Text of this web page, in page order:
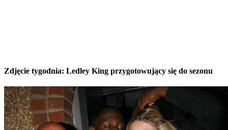
Zdjęcie tygodnia: Ledley King przygotowujący się do sezonu